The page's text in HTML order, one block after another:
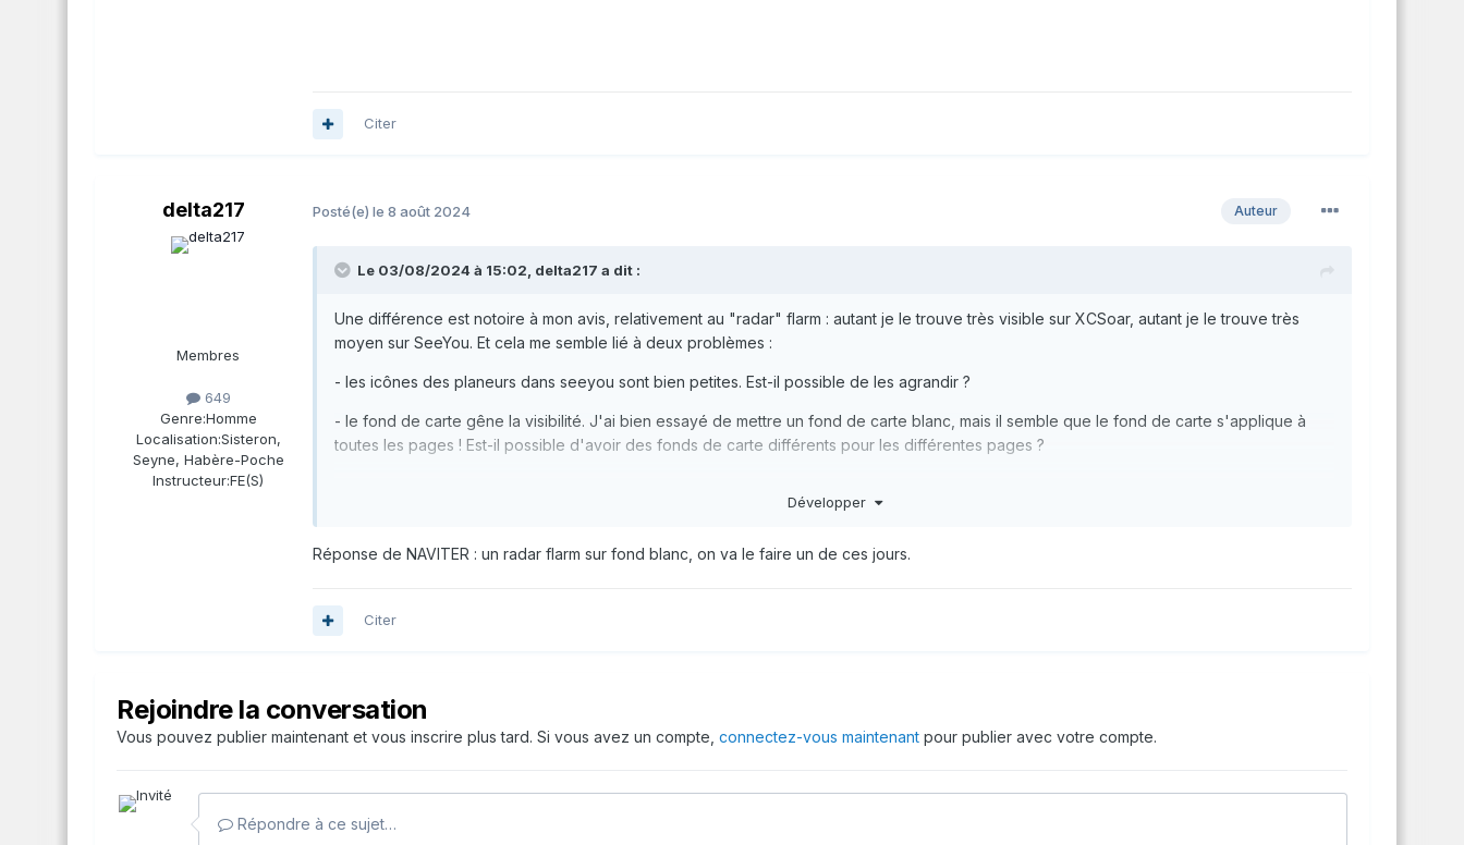
Citer
delta217
Membres
649
Genre:Homme
Localisation:Sisteron,
Seyne, Habère-Poche
Instructeur:FE(S)
Auteur
Posté(e) le 8 août 2024
Le 03/08/2024 à 15:02, delta217 a dit :
Une différence est notoire à mon avis, relativement au "radar" flarm : autant je le trouve très visible sur XCSoar, autant je le trouve très
moyen sur SeeYou. Et cela me semble lié à deux problèmes :
- les icônes des planeurs dans seeyou sont bien petites. Est-il possible de les agrandir ?
- le fond de carte gêne la visibilité. J'ai bien essayé de mettre un fond de carte blanc, mais il semble que le fond de carte s'applique à
toutes les pages ! Est-il possible d'avoir des fonds de carte différents pour les différentes pages ?
Développer
Réponse de NAVITER : un radar flarm sur fond blanc, on va le faire un de ces jours.
Citer
Rejoindre la conversation
Vous pouvez publier maintenant et vous inscrire plus tard. Si vous avez un compte, connectez-vous maintenant pour publier avec votre compte.
Répondre à ce sujet…